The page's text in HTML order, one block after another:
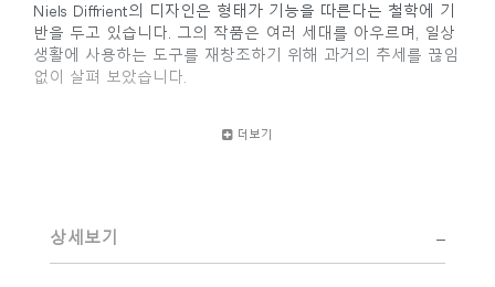
Niels Diffrient의 디자인은 형태가 기능을 따른다는 철학에 기
반을 두고 있습니다. 그의 작품은 여러 세대를 아우르며, 일상
생활에 사용하는 도구를 재창조하기 위해 과거의 추세를 끊임
없이 살펴 보았습니다.
(Cranbrook Academy)의 학위를 가진 Diffrient는 엔지니어링,
Eero Saarinen, Marco Zanuso, Henry Dreyfuss 스튜디오에서
더보기
상세보기